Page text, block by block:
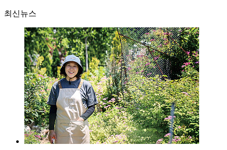
최신뉴스